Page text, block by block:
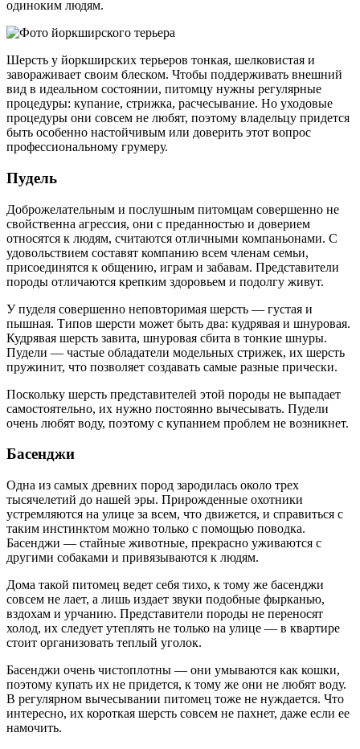
одиноким людям.
Шерсть у йоркширских терьеров тонкая, шелковистая и
завораживает своим блеском. Чтобы поддерживать внешний
вид в идеальном состоянии, питомцу нужны регулярные
процедуры: купание, стрижка, расчесывание. Но уходовые
процедуры они совсем не любят, поэтому владельцу придется
быть особенно настойчивым или доверить этот вопрос
профессиональному грумеру.
Пудель
Доброжелательным и послушным питомцам совершенно не
свойственна агрессия, они с преданностью и доверием
относятся к людям, считаются отличными компаньонами. С
удовольствием составят компанию всем членам семьи,
присоединятся к общению, играм и забавам. Представители
породы отличаются крепким здоровьем и подолгу живут.
У пуделя совершенно неповторимая шерсть — густая и
пышная. Типов шерсти может быть два: кудрявая и шнуровая.
Кудрявая шерсть завита, шнуровая сбита в тонкие шнуры.
Пудели — частые обладатели модельных стрижек, их шерсть
пружинит, что позволяет создавать самые разные прически.
Поскольку шерсть представителей этой породы не выпадает
самостоятельно, их нужно постоянно вычесывать. Пудели
очень любят воду, поэтому с купанием проблем не возникнет.
Басенджи
Одна из самых древних пород зародилась около трех
тысячелетий до нашей эры. Прирожденные охотники
устремляются на улице за всем, что движется, и справиться с
таким инстинктом можно только с помощью поводка.
Басенджи — стайные животные, прекрасно уживаются с
другими собаками и привязываются к людям.
Дома такой питомец ведет себя тихо, к тому же басенджи
совсем не лает, а лишь издает звуки подобные фырканью,
вздохам и урчанию. Представители породы не переносят
холод, их следует утеплять не только на улице — в квартире
стоит организовать теплый уголок.
Басенджи очень чистоплотны — они умываются как кошки,
поэтому купать их не придется, к тому же они не любят воду.
В регулярном вычесывании питомец тоже не нуждается. Что
интересно, их короткая шерсть совсем не пахнет, даже если ее
намочить.